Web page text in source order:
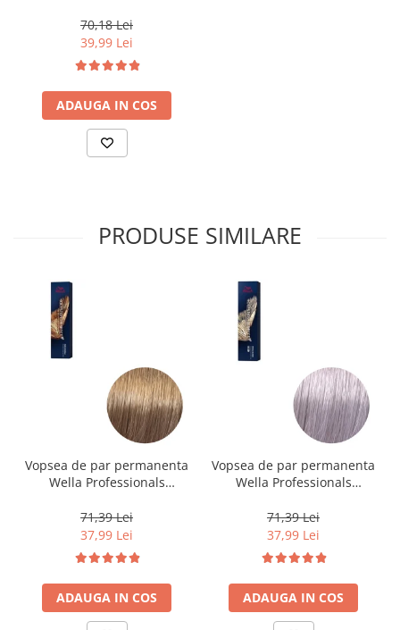
70,18 Lei
39,99 Lei
ADAUGA IN COS
PRODUSE SIMILARE
Vopsea de par permanenta
Wella Professionals
Blond Deschis Natural, 60
ml
71,39 Lei
37,99 Lei
ADAUGA IN COS
Vopsea de par permanenta
Wella Professionals
, Blond Special Albastrui
Cenusiu, 60 ml
71,39 Lei
37,99 Lei
ADAUGA IN COS